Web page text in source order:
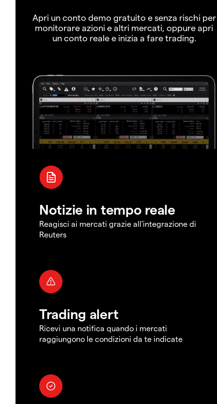
Apri un conto demo gratuito e senza rischi per
monitorare azioni e altri mercati, oppure apri
un conto reale e inizia a fare trading.
Notizie in tempo reale
Reagisci ai mercati grazie all'integrazione di
Reuters
Trading alert
Ricevi una notifica quando i mercati
raggiungono le condizioni da te indicate